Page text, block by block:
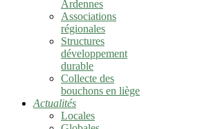
Ardennes
Associations
régionales
Structures
développement
durable
Collecte des
bouchons en liège
Actualités
Locales